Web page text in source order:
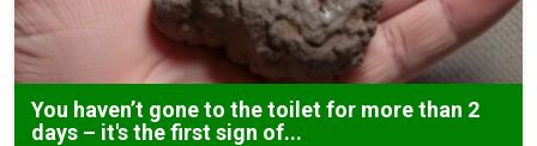
You haven’t gone to the toilet for more than 2
days – it's the first sign of...